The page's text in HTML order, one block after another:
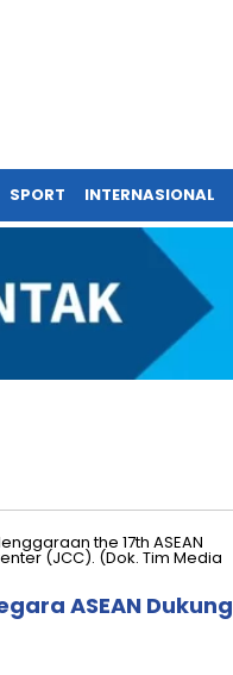
SPORT INTERNASIONAL
ASEAN Dukung